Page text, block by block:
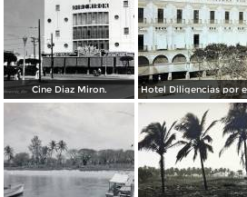
Cine Diaz Miron.